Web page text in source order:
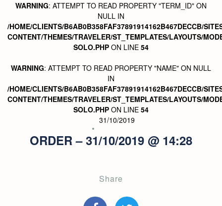
WARNING: ATTEMPT TO READ PROPERTY "TERM_ID" ON
NULL IN
/HOME/CLIENTS/B6AB0B358FAF37891914162B467DECCB/
CONTENT/THEMES/TRAVELER/ST_TEMPLATES/LAYOUTS/
SOLO.PHP ON LINE 54
WARNING: ATTEMPT TO READ PROPERTY "NAME" ON NULL
IN
/HOME/CLIENTS/B6AB0B358FAF37891914162B467DECCB/
CONTENT/THEMES/TRAVELER/ST_TEMPLATES/LAYOUTS/
SOLO.PHP ON LINE 54
31/10/2019
ORDER – 31/10/2019 @ 14:28
Share